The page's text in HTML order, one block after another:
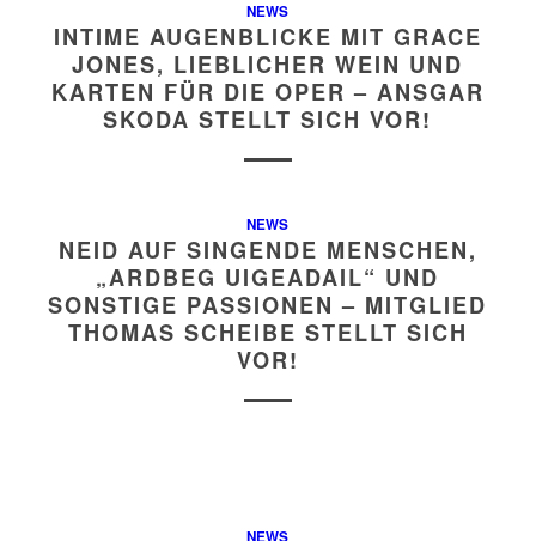
NEWS
INTIME AUGENBLICKE MIT GRACE
JONES, LIEBLICHER WEIN UND
KARTEN FÜR DIE OPER – ANSGAR
SKODA STELLT SICH VOR!
NEWS
NEID AUF SINGENDE MENSCHEN,
„ARDBEG UIGEADAIL“ UND
SONSTIGE PASSIONEN – MITGLIED
THOMAS SCHEIBE STELLT SICH
VOR!
NEWS